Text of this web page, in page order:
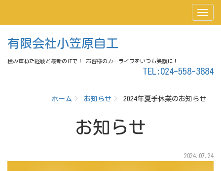
有限会社小笠原自工
積み重ねた経験と最新のITで！ お客様のカーライフをいつも笑顔に！
TEL:024-558-3884
ホーム お知らせ 2024年夏季休業のお知らせ
お知らせ
2024.07.24